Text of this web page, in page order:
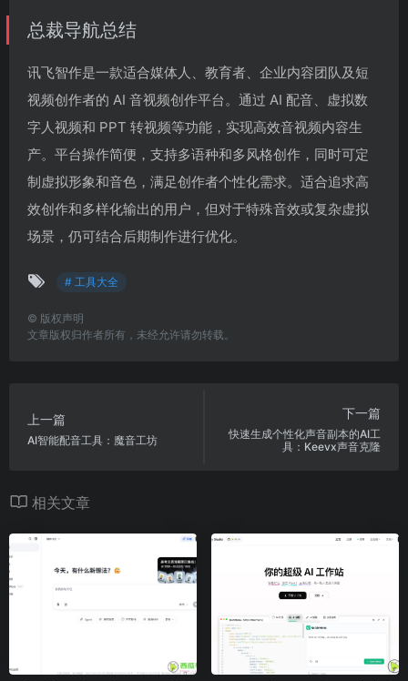
总裁导航总结
讯飞智作是一款适合媒体人、教育者、企业内容团队及短
视频创作者的 AI 音视频创作平台。通过 AI 配音、虚拟数
字人视频和 PPT 转视频等功能，实现高效音视频内容生
产。平台操作简便，支持多语种和多风格创作，同时可定
制虚拟形象和音色，满足创作者个性化需求。适合追求高
效创作和多样化输出的用户，但对于特殊音效或复杂虚拟
场景，仍可结合后期制作进行优化。
# 工具大全
© 版权声明
文章版权归作者所有，未经允许请勿转载。
上一篇
AI智能配音工具：魔音工坊
下一篇
快速生成个性化声音副本的AI工
具：Keevx声音克隆
相关文章